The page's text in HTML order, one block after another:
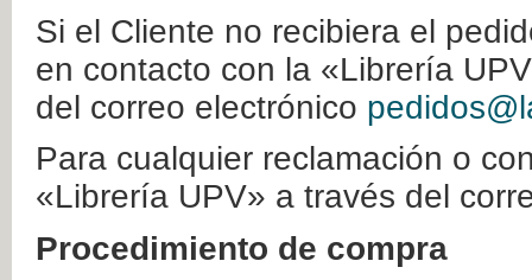
Si el Cliente no recibiera el
en contacto con la «Librería
del correo electrónico
Para cualquier reclamación o
«Librería UPV» a través del
Procedimiento de compra